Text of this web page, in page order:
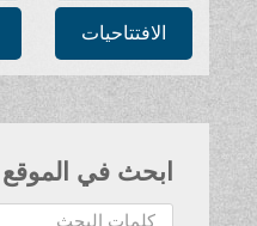
الافتتاحيات
ابحث في الموقع
البحث...